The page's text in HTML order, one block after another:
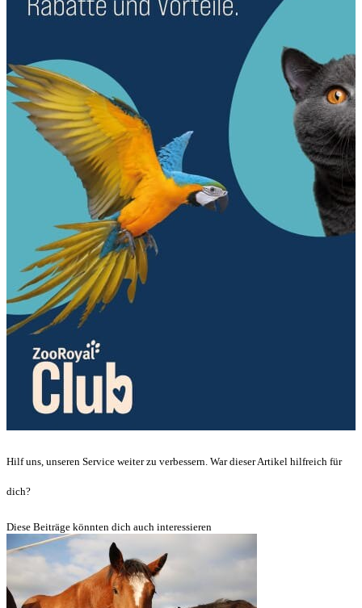
Hilf uns, unseren Service weiter zu verbessern. War dieser Artikel hilfreich für
dich?
Diese Beiträge könnten dich auch interessieren